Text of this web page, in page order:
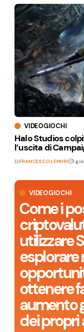
VIDEOGIOCHI
Come i
utilizzare
esplorare
ottenere
aumento
dei propri
VIDEOGIOCHI
Halo Studios
l’uscita di
DiFRANCESCO LEMURI 1